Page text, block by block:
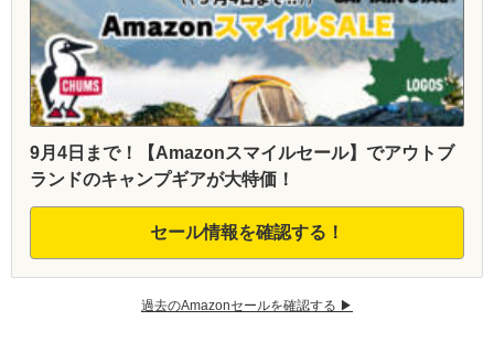
9月4日まで！【Amazonスマイルセール】でアウトブ
ランドのキャンプギアが大特価！
セール情報を確認する！
過去のAmazonセールを確認する ▶︎